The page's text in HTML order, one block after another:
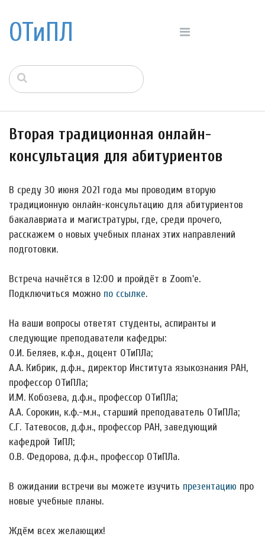
ОТиПЛ
Вторая традиционная онлайн-
консультация для абитуриентов
В среду 30 июня 2021 года мы проводим вторую
традиционную онлайн-консультацию для абитуриентов
бакалавриата и магистратуры, где, среди прочего,
расскажем о новых учебных планах этих направлений
подготовки.
Встреча начнётся в 12:00 и пройдёт в Zoom'е.
Подключиться можно по ссылке.
На ваши вопросы ответят студенты, аспиранты и
следующие преподаватели кафедры:
О.И. Беляев, к.ф.н., доцент ОТиПЛа;
А.А. Кибрик, д.ф.н., директор Института языкознания РАН,
профессор ОТиПЛа;
И.М. Кобозева, д.ф.н., профессор ОТиПЛа;
А.А. Сорокин, к.ф.-м.н., старший преподаватель ОТиПЛа;
С.Г. Татевосов, д.ф.н., профессор РАН, заведующий
кафедрой ТиПЛ;
О.В. Федорова, д.ф.н., профессор ОТиПЛа.
В ожидании встречи вы можете изучить презентацию про
новые учебные планы.
Ждём всех желающих!